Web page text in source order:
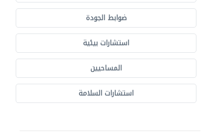
ضوابط الجودة
استشارات بيئية
المساحيين
استشارات السلامة